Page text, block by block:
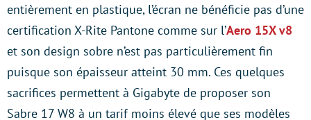
entièrement en plastique, l’écran ne bénéficie pas d’une
certification X-Rite Pantone comme sur l’Aero 15X v8
et son design sobre n’est pas particulièrement fin
puisque son épaisseur atteint 30 mm. Ces quelques
sacrifices permettent à Gigabyte de proposer son
Sabre 17 W8 à un tarif moins élevé que ses modèles